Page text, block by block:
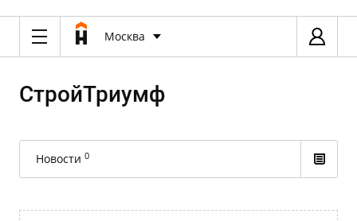
Москва
СтройТриумф
Новости 0